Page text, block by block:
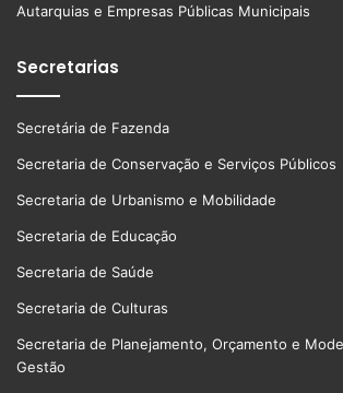
Autarquias e Empresas Públicas Municipais
Secretarias
Secretária de Fazenda
Secretaria de Conservação e Serviços Públicos
Secretaria de Urbanismo e Mobilidade
Secretaria de Educação
Secretaria de Saúde
Secretaria de Culturas
Secretaria de Planejamento, Orçamento e
Gestão